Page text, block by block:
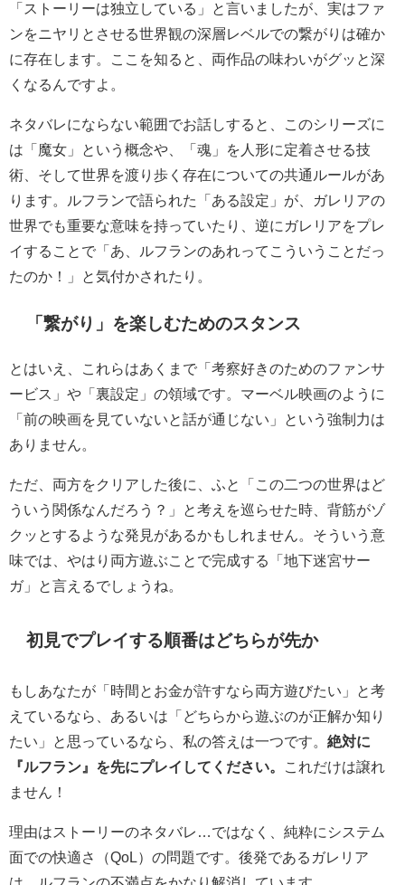
「ストーリーは独立している」と言いましたが、実はファ
ンをニヤリとさせる世界観の深層レベルでの繋がり は確か
に存在します。ここを知ると、両作品の味わいがグッと深
くなるんですよ。
ネタバレにならない範囲でお話しすると、このシリーズに
は「魔女」という概念や、「魂」を人形に定着させる技
術、そして世界を渡り歩く存在についての共通ルールがあ
ります。ルフランで語られた「ある設定」が、ガレリアの
世界でも重要な意味を持っていたり、逆にガレリアをプレ
イすることで「あ、ルフランのあれってこういうことだっ
たのか！」と気付かされたり。
「繋がり」を楽しむためのスタンス
とはいえ、これらはあくまで「考察好きのためのファンサ
ービス」や「裏設定」の領域です。マーベル映画のように
「前の映画を見ていないと話が通じない」という強制力は
ありません。
ただ、両方をクリアした後に、ふと「この二つの世界はど
ういう関係なんだろう？」と考えを巡らせた時、背筋がゾ
クッとするような発見があるかもしれません。そういう意
味では、やはり両方遊ぶことで完成する「地下迷宮サー
ガ」と言えるでしょうね。
初見でプレイする順番はどちらが先か
もしあなたが「時間とお金が許すなら両方遊びたい」と考
えているなら、あるいは「どちらから遊ぶのが正解か知り
たい」と思っているなら、私の答えは一つです。 絶対に
『ルフラン』を先にプレイしてください。
これだけは譲れ
ません！
理由はストーリーのネタバレ…ではなく、純粋に システム
面での快適さ（QoL）の問題です。後発であるガレリア
は、ルフランの不満点をかなり解消しています。